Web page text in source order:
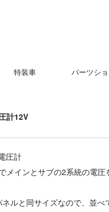
特装車 パーツシ
計12V
圧計
メインとサブの2系統の電圧
ネルと同サイズなので、並べ